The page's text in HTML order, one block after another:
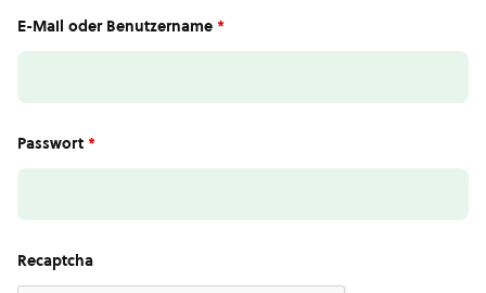
E-Mail oder Benutzername *
Passwort *
Recaptcha